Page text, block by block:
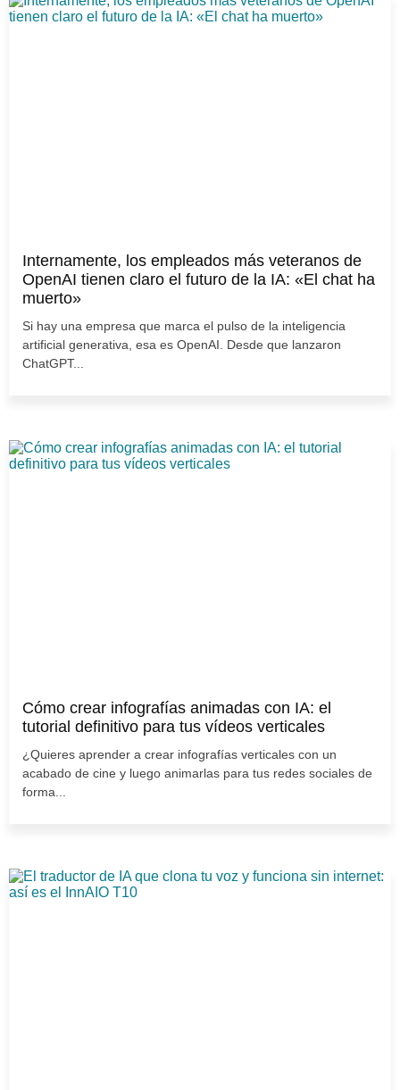
Internamente, los empleados más veteranos de
OpenAI tienen claro el futuro de la IA: «El chat ha
muerto»
Si hay una empresa que marca el pulso de la inteligencia
artificial generativa, esa es OpenAI. Desde que lanzaron
ChatGPT...
Cómo crear infografías animadas con IA: el
tutorial definitivo para tus vídeos verticales
¿Quieres aprender a crear infografías verticales con un
acabado de cine y luego animarlas para tus redes sociales de
forma...